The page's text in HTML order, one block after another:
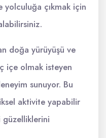
yolculuğa çıkmak için
doğa yürüyüşü ve
içe olmak isteyen
sunuyor. Bu
aktivite yapabilir
güzelliklerini